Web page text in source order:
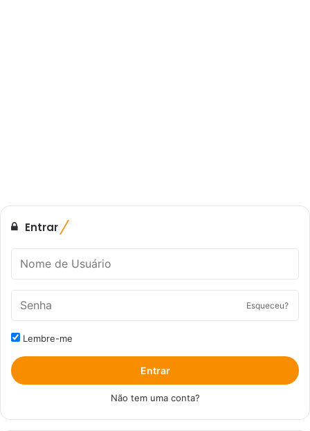
Entrar
Esqueceu?
Lembre-me
Entrar
Não tem uma conta?